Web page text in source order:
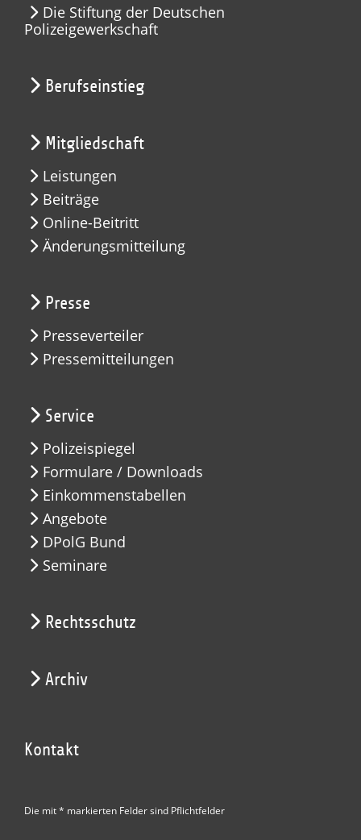
Die Stiftung der Deutschen
Polizeigewerkschaft
Berufseinstieg
Mitgliedschaft
Leistungen
Beiträge
Online-Beitritt
Änderungsmitteilung
Presse
Presseverteiler
Pressemitteilungen
Service
Polizeispiegel
Formulare / Downloads
Einkommenstabellen
Angebote
DPolG Bund
Seminare
Rechtsschutz
Archiv
Kontakt
Die mit * markierten Felder sind Pflichtfelder